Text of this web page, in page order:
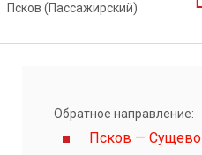
Псков (Пассажирский)
Обратное направление:
Псков — Сущево